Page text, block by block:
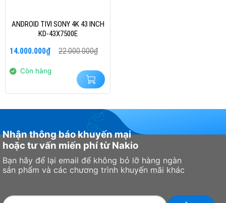
NhậnKhuyến Mãi
ANDROID TIVI SONY 4K 43 INCH
KD-43X7500E
22.000.000₫
gốc
22.000.000₫.
14.000.000₫
hiện
là: Còn hàng
Nhận thông báo khuyến mại
hoặc tư vấn miến phí từ Nakio
Bạn hãy để lại email để không bỏ lỡ hàng ngàn
sản phẩm và các chương trình khuyến mãi khác